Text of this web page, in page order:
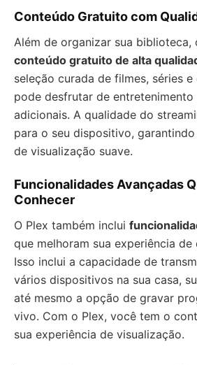
Conteúdo Gratuito com
Além de organizar sua biblioteca,
conteúdo gratuito de alta
seleção curada de filmes, séries e
pode desfrutar de entretenimento
adicionais. A qualidade do
para o seu dispositivo,
de visualização suave.
Funcionalidades Avançadas
Conhecer
O Plex também inclui
que melhoram sua experiência de
Isso inclui a capacidade de
vários dispositivos na sua casa,
até mesmo a opção de gravar
vivo. Com o Plex, você tem o
sua experiência de visualização.